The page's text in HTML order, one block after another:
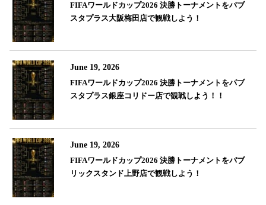
FIFAワールドカップ2026 決勝トーナメントをパブ
スタプラス大阪梅田店で観戦しよう！
June 19, 2026
FIFAワールドカップ2026 決勝トーナメントをパブ
スタプラス銀座コリドー店で観戦しよう！！
June 19, 2026
FIFAワールドカップ2026 決勝トーナメントをパブ
リックスタンド上野店で観戦しよう！